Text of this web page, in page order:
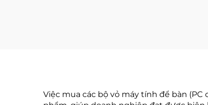
Việc mua các bộ vỏ máy tính để bàn